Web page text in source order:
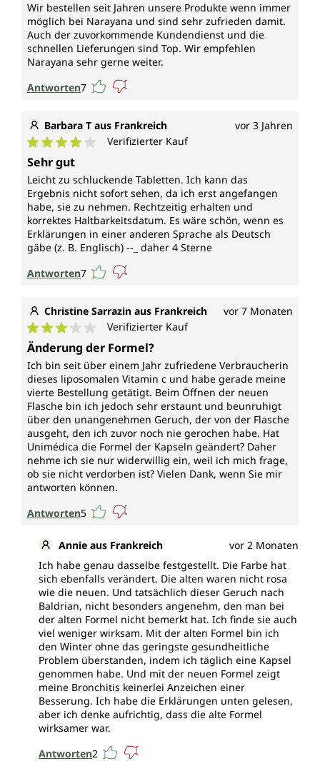
Wir bestellen seit Jahren unsere Produkte wenn immer
möglich bei Narayana und sind sehr zufrieden damit.
Auch der zuvorkommende Kundendienst und die
schnellen Lieferungen sind Top. Wir empfehlen
Narayana sehr gerne weiter.
Antworten7
Barbara T aus Frankreich vor 3 Jahren
Durchschnittliche Bewertung von 4 von 5 Sternen
Verifizierter Kauf
Sehr gut
Leicht zu schluckende Tabletten. Ich kann das
Ergebnis nicht sofort sehen, da ich erst angefangen
habe, sie zu nehmen. Rechtzeitig erhalten und
korrektes Haltbarkeitsdatum. Es wäre schön, wenn es
Erklärungen in einer anderen Sprache als Deutsch
gäbe (z. B. Englisch) --_ daher 4 Sterne
Antworten7
Christine Sarrazin aus Frankreich vor 7 Monaten
Durchschnittliche Bewertung von 3 von 5 Sternen
Verifizierter Kauf
Änderung der Formel?
Ich bin seit über einem Jahr zufriedene Verbraucherin
dieses liposomalen Vitamin c und habe gerade meine
vierte Bestellung getätigt. Beim Öffnen der neuen
Flasche bin ich jedoch sehr erstaunt und beunruhigt
über den unangenehmen Geruch, der von der Flasche
ausgeht, den ich zuvor noch nie gerochen habe. Hat
Unimédica die Formel der Kapseln geändert? Daher
nehme ich sie nur widerwillig ein, weil ich mich frage,
ob sie nicht verdorben ist? Vielen Dank, wenn Sie mir
antworten können.
Antworten5
Annie aus Frankreich
vor 2 Monaten
Ich habe genau dasselbe festgestellt. Die Farbe hat
sich ebenfalls verändert. Die alten waren nicht rosa
wie die neuen. Und tatsächlich dieser Geruch nach
Baldrian, nicht besonders angenehm, den man bei
der alten Formel nicht bemerkt hat. Ich finde sie auch
viel weniger wirksam. Mit der alten Formel bin ich
den Winter ohne das geringste gesundheitliche
Problem überstanden, indem ich täglich eine Kapsel
genommen habe. Und mit der neuen Formel zeigt
meine Bronchitis keinerlei Anzeichen einer
Besserung. Ich habe die Erklärungen unten gelesen,
aber ich denke aufrichtig, dass die alte Formel
wirksamer war.
Antworten2